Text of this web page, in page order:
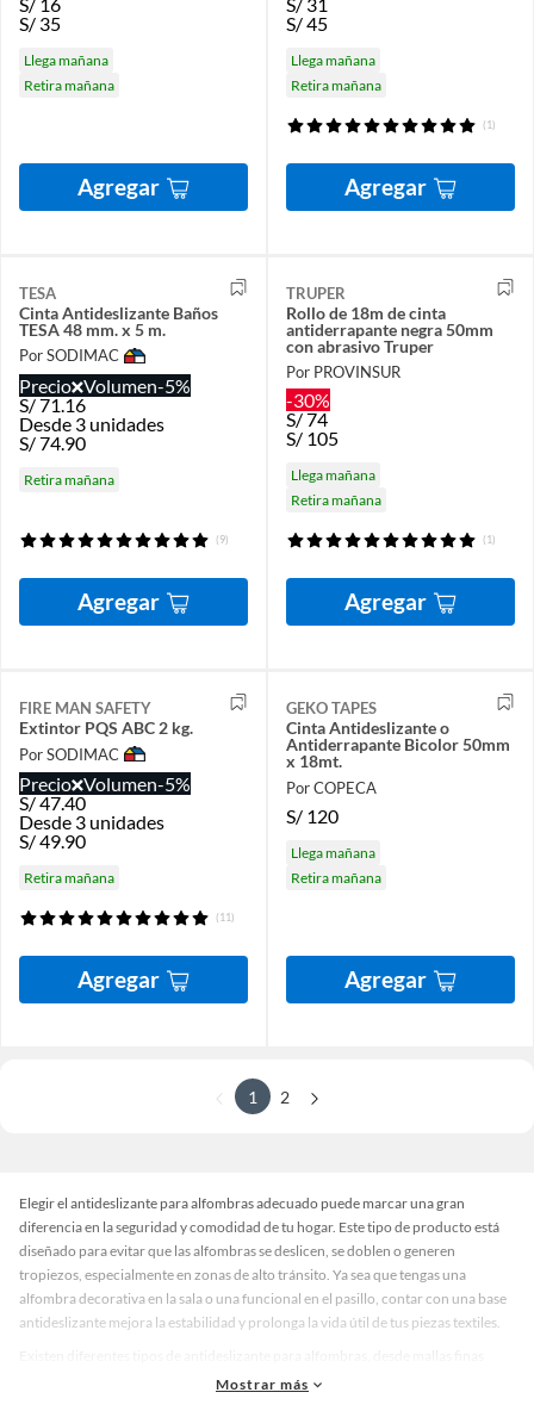
S/ 35
Llega mañana
Retira mañana
Agregar
S/45
Llega mañana
Retira mañana
(1)
Agregar
TESA
Cinta Antideslizante Baños
TESA 48 mm. x 5 m.
Por SODIMAC
Precio Volumen-5%
S/71.16
Desde 3 unidades
S/74.90
Retira mañana
(9)
Agregar
TRUPER
Rollo de 18m de cinta
antiderrapante negra 50mm
con abrasivo Truper
Por PROVINSUR
-30%
S/74
S/ 105
Llega mañana
Retira mañana
(1)
Agregar
FIRE MAN SAFETY
Extintor PQS ABC 2 kg.
Por SODIMAC
Precio Volumen-5%
S/47.40
Desde 3 unidades
S/49.90
Retira mañana
(11)
Agregar
GEKO TAPES
Cinta Antideslizante o
Antiderrapante Bicolor 50mm
x 18mt.
Por COPECA
S/ 120
Llega mañana
Retira mañana
Agregar
1 2
Elegir el antideslizante para alfombras adecuado puede marcar una gran
diferencia en la seguridad y comodidad de tu hogar. Este tipo de producto está
diseñado para evitar que las alfombras se deslicen, se doblen o generen
tropiezos, especialmente en zonas de alto tránsito. Ya sea que tengas una
alfombra decorativa en la sala o una funcional en el pasillo, contar con una base
antideslizante mejora la estabilidad y prolonga la vida útil de tus piezas textiles.
hasta bases más gruesas, cada una pensada para adaptarse a distintos tamaños,
Mostrar más